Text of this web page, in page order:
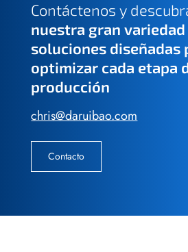
Contáctenos y
nuestra gran variedad
soluciones diseñadas
optimizar cada etapa
producción
chris@daruibao.com
Contacto